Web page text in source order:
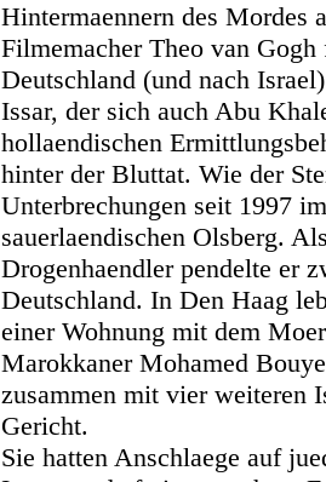
Hintermaennern des Mordes
Filmemacher Theo van
Deutschland (und nach
Issar, der sich auch Abu
hollaendischen
hinter der Bluttat. Wie der
Unterbrechungen seit 1997
sauerlaendischen Olsberg.
Drogenhaendler pendelte er
Deutschland. In Den Haag
einer Wohnung mit dem
Marokkaner Mohamed
zusammen mit vier weiteren
Gericht.
Sie hatten Anschlaege auf